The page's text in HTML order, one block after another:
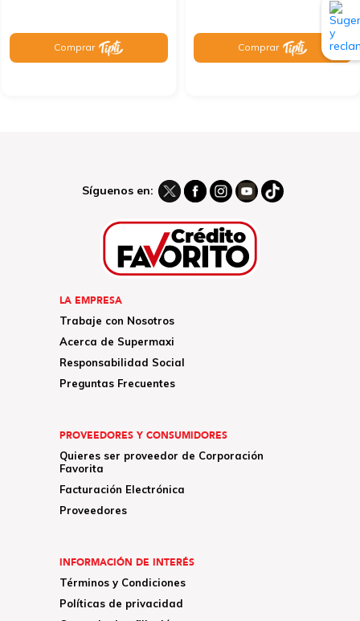
Comprar Comprar
Síguenos en:
LA EMPRESA
Trabaje con Nosotros
Acerca de Supermaxi
Responsabilidad Social
Preguntas Frecuentes
PROVEEDORES Y CONSUMIDORES
Quieres ser proveedor de Corporación
Favorita
Facturación Electrónica
Proveedores
INFORMACIÓN DE INTERÉS
Términos y Condiciones
Políticas de privacidad